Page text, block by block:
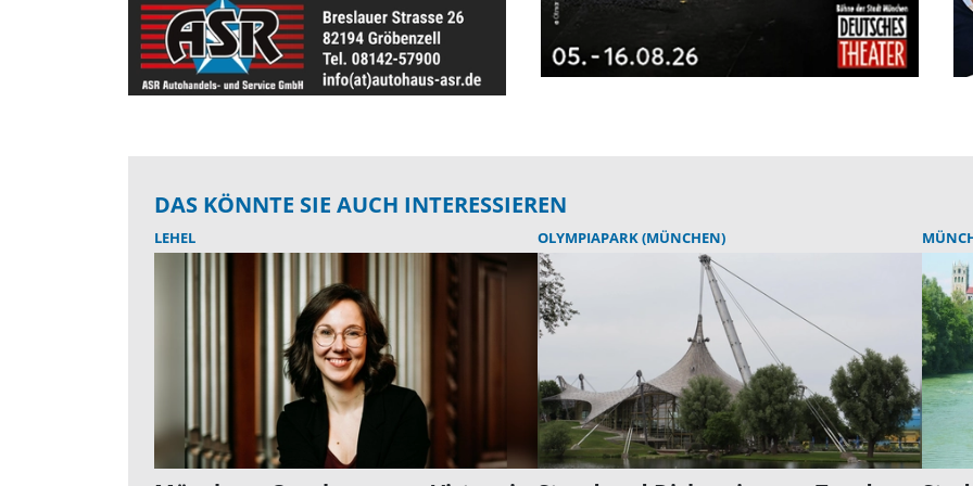
DAS KÖNNTE SIE AUCH INTERESSIEREN
LEHEL OLYMPIAPARK (MÜNCHEN)